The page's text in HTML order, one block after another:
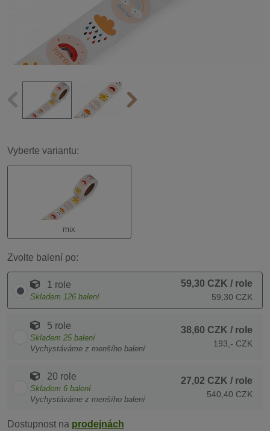
Vyberte variantu:
mix
Zvolte balení po:
1 role
Skladem 126 balení
59,30 CZK / role
59,30 CZK
5 role
Skladem 25 balení
Vychystáváme z menšího balení
38,60 CZK / role
193,- CZK
20 role
Skladem 6 balení
Vychystáváme z menšího balení
27,02 CZK / role
540,40 CZK
Dostupnost na prodejnách